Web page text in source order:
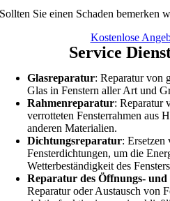
Sollten Sie einen Schaden bemerken
Kostenlose
Service
Glasreparatur: Reparatur von
Glas in Fenstern aller Art und
Rahmenreparatur: Reparatur
verrotteten Fensterrahmen aus
anderen Materialien.
Dichtungsreparatur: Ersetzen
Fensterdichtungen, um die
Wetterbeständigkeit des
Reparatur des Öffnungs- und
Reparatur oder Austausch von